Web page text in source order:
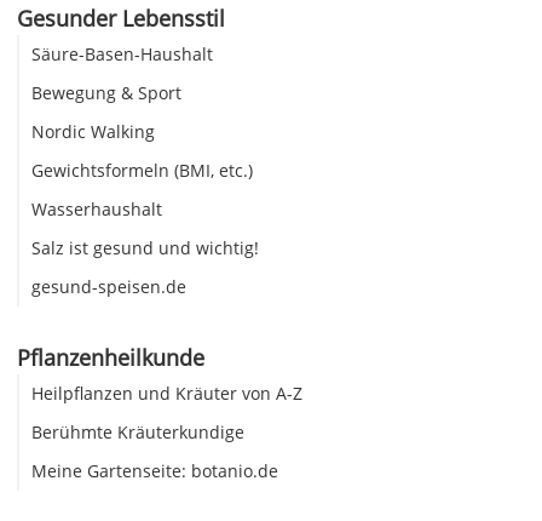
Gesunder Lebensstil
Säure-Basen-Haushalt
Bewegung & Sport
Nordic Walking
Gewichtsformeln (BMI, etc.)
Wasserhaushalt
Salz ist gesund und wichtig!
gesund-speisen.de
Pflanzenheilkunde
Heilpflanzen und Kräuter von A-Z
Berühmte Kräuterkundige
Meine Gartenseite: botanio.de